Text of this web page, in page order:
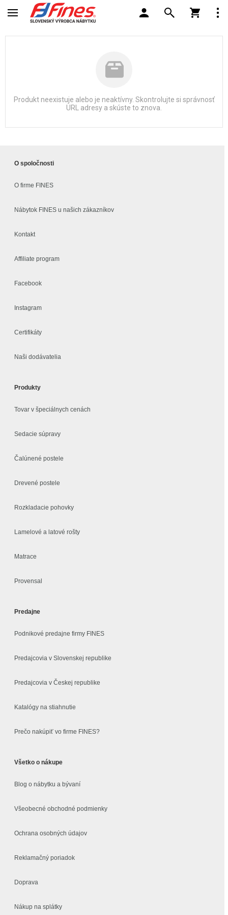
Produkt neexistuje alebo je neaktívny. Skontrolujte si správnosť
URL adresy a skúste to znova.
O spoločnosti
O firme FINES
Nábytok FINES u našich zákazníkov
Kontakt
Affiliate program
Facebook
Instagram
Certifikáty
Naši dodávatelia
Produkty
Tovar v špeciálnych cenách
Sedacie súpravy
Čalúnené postele
Drevené postele
Rozkladacie pohovky
Lamelové a latové rošty
Matrace
Provensal
Predajne
Podnikové predajne firmy FINES
Predajcovia v Slovenskej republike
Predajcovia v Českej republike
Katalógy na stiahnutie
Prečo nakúpiť vo firme FINES?
Všetko o nákupe
Blog o nábytku a bývaní
Všeobecné obchodné podmienky
Ochrana osobných údajov
Reklamačný poriadok
Doprava
Nákup na splátky